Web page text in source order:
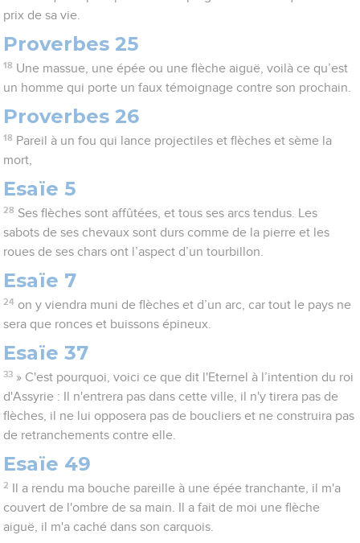
prix de sa vie.
Proverbes 25
18 Une massue, une épée ou une flèche aiguë, voilà ce qu’est
un homme qui porte un faux témoignage contre son prochain.
Proverbes 26
18 Pareil à un fou qui lance projectiles et flèches et sème la
mort,
Esaïe 5
28 Ses flèches sont affûtées, et tous ses arcs tendus. Les
sabots de ses chevaux sont durs comme de la pierre et les
roues de ses chars ont l’aspect d’un tourbillon.
Esaïe 7
24 on y viendra muni de flèches et d’un arc, car tout le pays ne
sera que ronces et buissons épineux.
Esaïe 37
33 » C'est pourquoi, voici ce que dit l'Eternel à l’intention du roi
d'Assyrie : Il n'entrera pas dans cette ville, il n'y tirera pas de
flèches, il ne lui opposera pas de boucliers et ne construira pas
de retranchements contre elle.
Esaïe 49
2
Il a rendu ma bouche pareille à une épée tranchante, il m'a
couvert de l'ombre de sa main. Il a fait de moi une flèche
aiguë, il m'a caché dans son carquois.